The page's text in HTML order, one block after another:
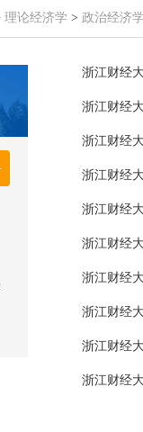
理论经济学 > 政治经济
浙江财经
浙江财经
浙江财经
浙江财经
浙江财经
浙江财经
浙江财经
浙江财经
浙江财经
浙江财经